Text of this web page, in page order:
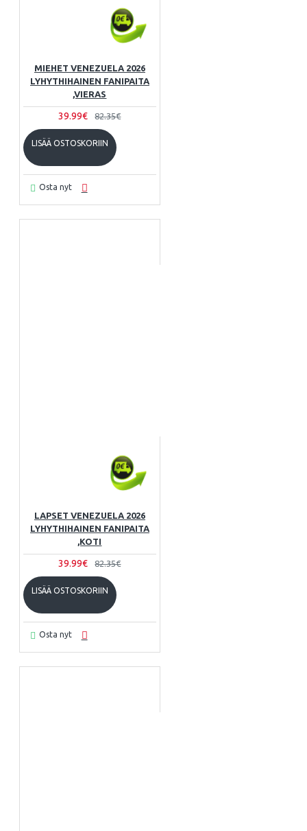
MIEHET VENEZUELA 2026
LYHYTHIHAINEN FANIPAITA
,VIERAS
39.99€ 82.35€
LISÄÄ OSTOSKORIIN
Osta nyt
LAPSET VENEZUELA 2026
LYHYTHIHAINEN FANIPAITA
,KOTI
39.99€ 82.35€
LISÄÄ OSTOSKORIIN
Osta nyt